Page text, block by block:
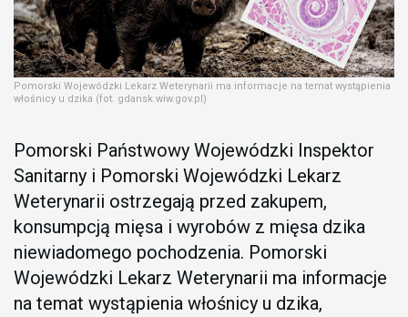
Pomorski Wojewódzki Lekarz Weterynarii ma informacje na temat wystąpienia
włośnicy u dzika (fot. gdansk.wiw.gov.pl)
Pomorski Państwowy Wojewódzki Inspektor
Sanitarny i Pomorski Wojewódzki Lekarz
Weterynarii ostrzegają przed zakupem,
konsumpcją mięsa i wyrobów z mięsa dzika
niewiadomego pochodzenia. Pomorski
Wojewódzki Lekarz Weterynarii ma informacje
na temat wystąpienia włośnicy u dzika,